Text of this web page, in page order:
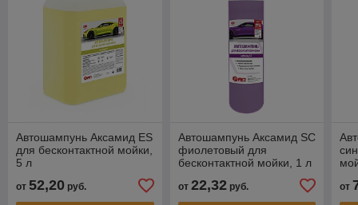
Автошампунь Аксамид ES
для бесконтактной мойки,
5 л
от 52,20 руб.
Автошампунь Аксамид SC
фиолетовый для
бесконтактной мойки, 1 л
от 22,32руб. от